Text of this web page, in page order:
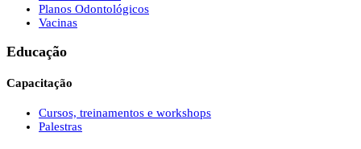
Planos Odontológicos
Vacinas
Educação
Capacitação
Cursos, treinamentos e workshops
Palestras